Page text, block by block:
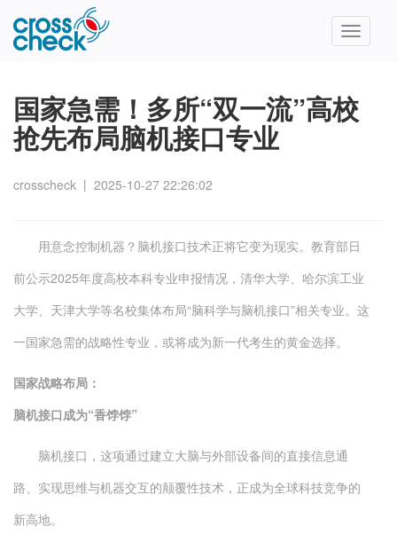
Toggle
国家急需！多所“双一流”高校
抢先布局脑机接口专业
crosscheck 丨 2025-10-27 22:26:02
用意念控制机器？脑机接口技术正将它变为现实。教育部日
前公示2025年度高校本科专业申报情况，清华大学、哈尔滨工业
大学、天津大学等名校集体布局“脑科学与脑机接口”相关专业。这
一国家急需的战略性专业，或将成为新一代考生的黄金选择。
国家战略布局：
脑机接口成为“香饽饽”
脑机接口，这项通过建立大脑与外部设备间的直接信息通
路、实现思维与机器交互的颠覆性技术，正成为全球科技竞争的
新高地。